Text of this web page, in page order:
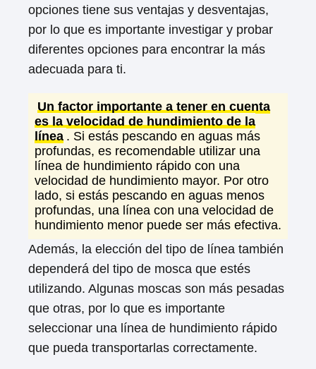
opciones tiene sus ventajas y desventajas,
por lo que es importante investigar y probar
diferentes opciones para encontrar la más
adecuada para ti.
Un factor importante a tener en cuenta
es la velocidad de hundimiento de la
línea . Si estás pescando en aguas más
profundas, es recomendable utilizar una
línea de hundimiento rápido con una
velocidad de hundimiento mayor. Por otro
lado, si estás pescando en aguas menos
profundas, una línea con una velocidad de
hundimiento menor puede ser más efectiva.
Además, la elección del tipo de línea también
dependerá del tipo de mosca que estés
utilizando. Algunas moscas son más pesadas
que otras, por lo que es importante
seleccionar una línea de hundimiento rápido
que pueda transportarlas correctamente.